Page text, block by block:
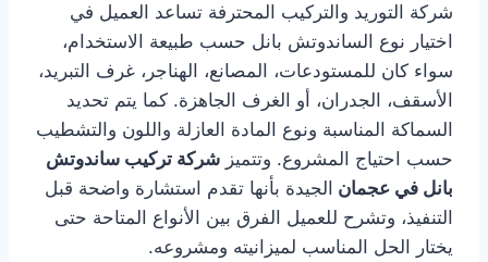
شركة التوريد والتركيب المحترفة تساعد العميل في
اختيار نوع الساندوتش بانل حسب طبيعة الاستخدام،
سواء كان للمستودعات، المصانع، الهناجر، غرف التبريد،
الأسقف، الجدران، أو الغرف الجاهزة. كما يتم تحديد
السماكة المناسبة ونوع المادة العازلة واللون والتشطيب
حسب احتياج المشروع. وتتميز شركة تركيب ساندوتش
بانل في عجمان الجيدة بأنها تقدم استشارة واضحة قبل
التنفيذ، وتشرح للعميل الفرق بين الأنواع المتاحة حتى
يختار الحل المناسب لميزانيته ومشروعه.